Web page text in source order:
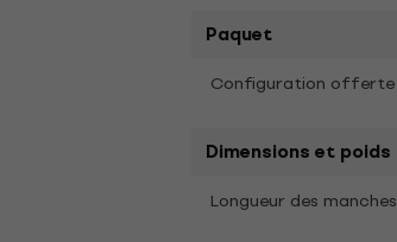
Paquet
Configuration offerte
Dimensions et poids
Longueur des manches